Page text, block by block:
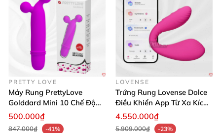
PRETTY LOVE
Máy Rung PrettyLove
Golddard Mini 10 Chế Độ
Kích Thích Cực Sướng
500.000₫
847.000₫
-41%
LOVENSE
Trứng Rung Lovense Dolce
Điều Khiển App Từ Xa Kích
Thích
4.550.000₫
5.909.000₫
-23%